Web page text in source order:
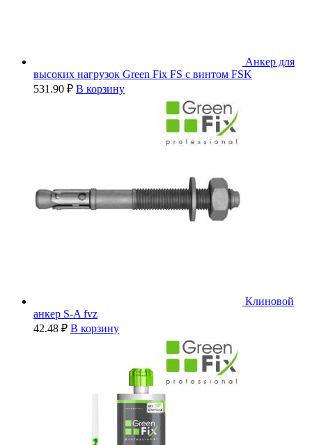
Анкер для
высоких нагрузок Green Fix FS с винтом FSK
531.90 ₽ В корзину
Клиновой
анкер S-A fvz
42.48 ₽ В корзину